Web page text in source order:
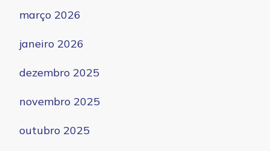
março 2026
janeiro 2026
dezembro 2025
novembro 2025
outubro 2025